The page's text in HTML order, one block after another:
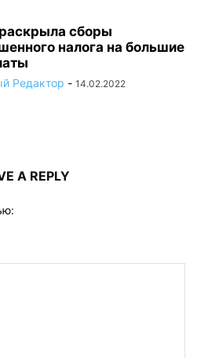
сборы
налога на большие
Редактор - 14.02.2022
A REPLY